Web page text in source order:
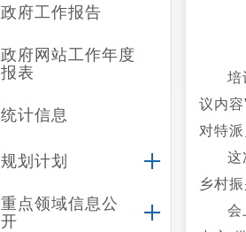
政府工作报告
政府网站工作年度
报表
统计信息
规划计划
重点领域信息公
开
培
议内
对特
这
乡村
会